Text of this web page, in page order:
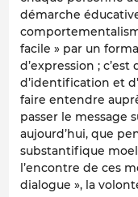
démarche
facile » par un
d’expression ;
d’identification et
faire entendre
passer le message
aujourd’hui, que
substantifique
l’encontre de ces
dialogue », la